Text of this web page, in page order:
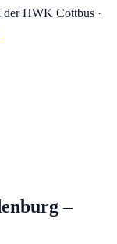
der HWK Cottbus ·
–